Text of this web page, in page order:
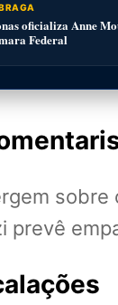
oficializa Anne
Federal
prevê